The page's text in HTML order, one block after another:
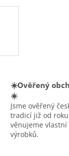
☀️Ověřený
☀️
Jsme ověřený
tradicí již od
věnujeme
výrobků.